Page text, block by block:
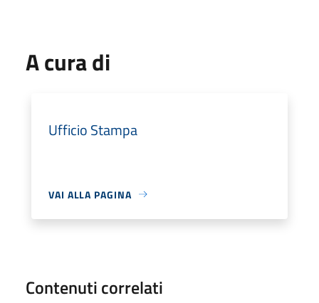
A cura di
Ufficio Stampa
VAI ALLA PAGINA
Contenuti correlati